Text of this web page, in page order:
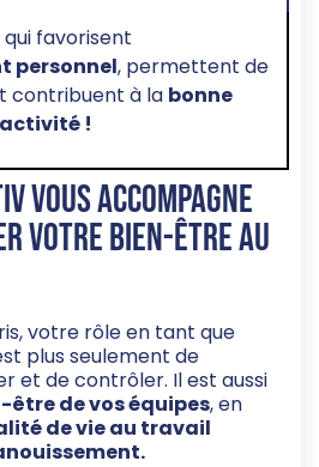
favorisent
personnel, permettent de
contribuent à la bonne
activité !
vous accompagne
votre bien-être au
votre rôle en tant que
plus seulement de
et de contrôler. Il est aussi
être de vos équipes, en
de vie au travail